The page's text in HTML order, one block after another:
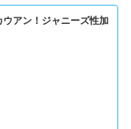
アン！ジャニーズ性加